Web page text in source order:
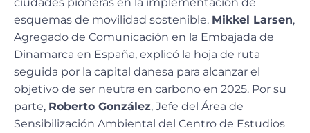
esquemas de movilidad sostenible. Mikkel Larsen,
Agregado de Comunicación en la Embajada de
Dinamarca en España, explicó la hoja de ruta
seguida por la capital danesa para alcanzar el
objetivo de ser neutra en carbono en 2025. Por su
parte, Roberto González, Jefe del Área de
Sensibilización Ambiental del Centro de Estudios